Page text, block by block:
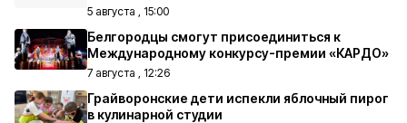
5 августа , 15:00
Белгородцы смогут присоединиться к
Международному конкурсу-премии «КАРДО»
7 августа , 12:26
Грайворонские дети испекли яблочный пирог
в кулинарной студии